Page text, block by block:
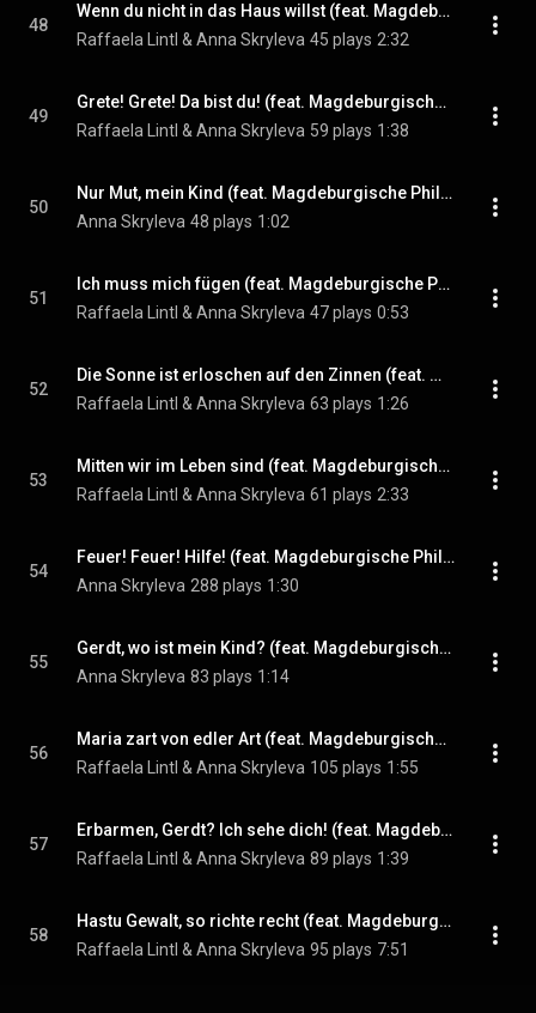
48
Wenn du nicht in das Haus willst (feat. Magdeburgische Philharmonie & Johannes Stermann)
Raffaela Lintl & Anna Skryleva 45 plays 2:32
49
Grete! Grete! Da bist du! (feat. Magdeburgische Philharmonie & Kristi Anna Isene)
Raffaela Lintl & Anna Skryleva 59 plays 1:38
50
Nur Mut, mein Kind (feat. Magdeburgische Philharmonie & Johannes Stermann)
Anna Skryleva 48 plays 1:02
51
Ich muss mich fügen (feat. Magdeburgische Philharmonie)
Raffaela Lintl & Anna Skryleva 47 plays 0:53
52
Die Sonne ist erloschen auf den Zinnen (feat. Magdeburgische Philharmonie)
Raffaela Lintl & Anna Skryleva 63 plays 1:26
53
Mitten wir im Leben sind (feat. Magdeburgische Philharmonie & Opernchor des Theaters Magdeburg)
Raffaela Lintl & Anna Skryleva 61 plays 2:33
54
Feuer! Feuer! Hilfe! (feat. Magdeburgische Philharmonie, Jadwiga Postrożna, Kristi Anna Isene & Marko Pantelić)
Anna Skryleva 288 plays 1:30
55
Gerdt, wo ist mein Kind? (feat. Magdeburgische Philharmonie, Marko Pantelić, Kristi Anna Isene & Opernchor des Theaters Magdeburg)
Anna Skryleva 83 plays 1:14
56
Maria zart von edler Art (feat. Magdeburgische Philharmonie, Kristi Anna Isene, Marko Pantelić & Opernchor des Theaters Magdeburg)
Raffaela Lintl & Anna Skryleva 105 plays 1:55
57
Erbarmen, Gerdt? Ich sehe dich! (feat. Magdeburgische Philharmonie)
Raffaela Lintl & Anna Skryleva 89 plays 1:39
58
Hastu Gewalt, so richte recht (feat. Magdeburgische Philharmonie & Opernchor des Theaters Magdeburg)
Raffaela Lintl & Anna Skryleva 95 plays 7:51